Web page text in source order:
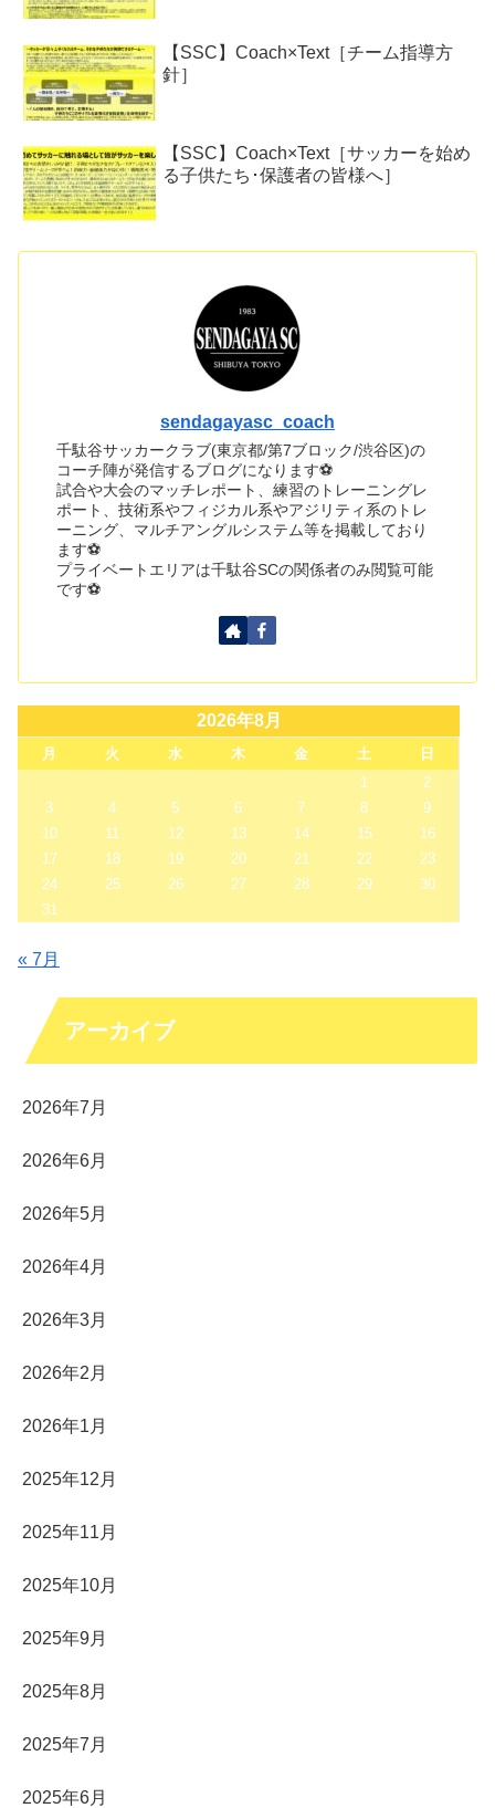
【SSC】Coach×Text［チーム指導方
針］
【SSC】Coach×Text［サッカーを始め
る子供たち･保護者の皆様へ］
sendagayasc_coach
千駄谷サッカークラブ(東京都/第7ブロック/渋谷区)の
コーチ陣が発信するブログになります⚽
試合や大会のマッチレポート、練習のトレーニングレ
ポート、技術系やフィジカル系やアジリティ系のトレ
ーニング、マルチアングルシステム等を掲載しており
ます⚽
プライベートエリアは千駄谷SCの関係者のみ閲覧可能
です⚽
2026年8月
月 火 水 木 金 土
日
1
2
3
4 5 6 7 8
9
10
11 12 13 14 15
16
17
18 19 20 21 22
23
24
25 26 27 28 29
30
31
« 7月
アーカイブ
2026年7月
2026年6月
2026年5月
2026年4月
2026年3月
2026年2月
2026年1月
2025年12月
2025年11月
2025年10月
2025年9月
2025年8月
2025年7月
2025年6月